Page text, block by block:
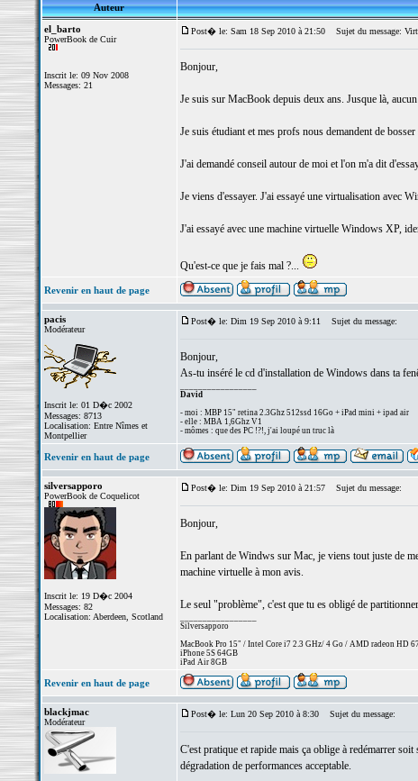
Auteur
el_barto
PowerBook de Cuir
Inscrit le: 09 Nov 2008
Messages: 21
Post� le: Sam 18 Sep 2010 à 21:50 Sujet du message:
Bonjour,
Je suis sur MacBook depuis deux ans. Jusque là,
Je suis étudiant et mes profs nous demandent de
J'ai demandé conseil autour de moi et l'on m'a dit
Je viens d'essayer. J'ai essayé une virtualisation avec
J'ai essayé avec une machine virtuelle Windows XP,
Qu'est-ce que je fais mal ?...
Revenir en haut de page
pacis
Modérateur
Inscrit le: 01 D�c 2002
Messages: 8713
Localisation: Entre Nîmes et
Montpellier
Post� le: Dim 19 Sep 2010 à 9:11 Sujet du message:
Bonjour,
As-tu inséré le cd d'installation de Windows dans ta
David
- moi : MBP 15" retina 2.3Ghz 512ssd 16Go + iPad mini + ipad air
- elle : MBA 1,6Ghz V1
- mômes : que des PC !?!, j'ai loupé un truc là
Revenir en haut de page
silversapporo
PowerBook de Coquelicot
Inscrit le: 19 D�c 2004
Messages: 82
Localisation: Aberdeen, Scotland
Post� le: Dim 19 Sep 2010 à 21:57 Sujet du message:
Bonjour,
En parlant de Windws sur Mac, je viens tout juste de
machine virtuelle à mon avis.
Le seul "problème", c'est que tu es obligé de
Silversapporo
MacBook Pro 15" / Intel Core i7 2.3 GHz/ 4 Go / AMD radeon HD
iPhone 5S 64GB
iPad Air 8GB
Revenir en haut de page
blackjmac
Modérateur
Post� le: Lun 20 Sep 2010 à 8:30 Sujet du message:
C'est pratique et rapide mais ça oblige à redémarrer
dégradation de performances acceptable.